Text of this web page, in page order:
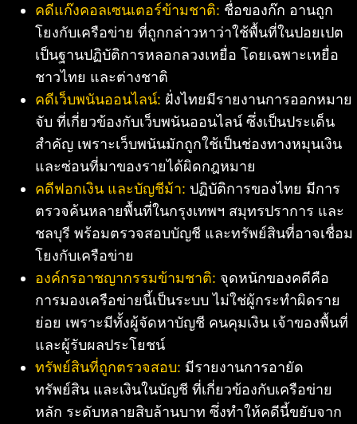
คดีแก๊งคอลเซนเตอร์ข้ามชาติ: ชื่อของก๊ก อานถูก
โยงกับเครือข่าย ที่ถูกกล่าวหาว่าใช้พื้นที่ในปอยเปต
เป็นฐานปฏิบัติการหลอกลวงเหยื่อ โดยเฉพาะเหยื่อ
ชาวไทย และต่างชาติ
คดีเว็บพนันออนไลน์: ฝั่งไทยมีรายงานการออกหมาย
จับ ที่เกี่ยวข้องกับเว็บพนันออนไลน์ ซึ่งเป็นประเด็น
สำคัญ เพราะเว็บพนันมักถูกใช้เป็นช่องทางหมุนเงิน
และซ่อนที่มาของรายได้ผิดกฎหมาย
คดีฟอกเงิน และบัญชีม้า: ปฏิบัติการของไทย มีการ
ตรวจค้นหลายพื้นที่ในกรุงเทพฯ สมุทรปราการ และ
ชลบุรี พร้อมตรวจสอบบัญชี และทรัพย์สินที่อาจเชื่อม
โยงกับเครือข่าย
องค์กรอาชญากรรมข้ามชาติ: จุดหนักของคดีคือ
การมองเครือข่ายนี้เป็นระบบ ไม่ใช่ผู้กระทำผิดราย
ย่อย เพราะมีทั้งผู้จัดหาบัญชี คนคุมเงิน เจ้าของพื้นที่
และผู้รับผลประโยชน์
ทรัพย์สินที่ถูกตรวจสอบ: มีรายงานการอายัด
ทรัพย์สิน และเงินในบัญชี ที่เกี่ยวข้องกับเครือข่าย
หลัก ระดับหลายสิบล้านบาท ซึ่งทำให้คดีนี้ขยับจาก